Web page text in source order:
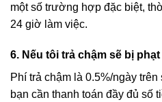
một số trường hợp đặc biệt,
24 giờ làm việc.
6. Nếu tôi trả chậm sẽ bị
Phí trả chậm là 0.5%/ngày
bạn cần thanh toán đầy đủ số